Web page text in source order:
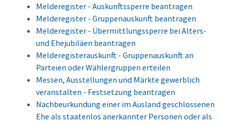
Melderegister - Auskunftssperre beantragen
Melderegister - Gruppenauskunft beantragen
Melderegister - Übermittlungssperre bei Alters-
und Ehejubiläen beantragen
Melderegisterauskunft - Gruppenauskunft an
Parteien oder Wählergruppen erteilen
Messen, Ausstellungen und Märkte gewerblich
veranstalten - Festsetzung beantragen
Nachbeurkundung einer im Ausland geschlossenen
Ehe als staatenlos anerkannter Personen oder als